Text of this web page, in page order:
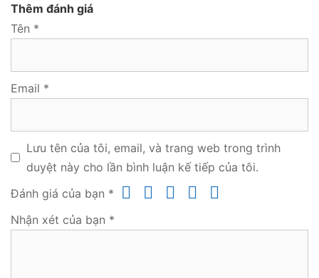
Thêm đánh giá
Tên *
Email *
Lưu tên của tôi, email, và trang web trong trình
duyệt này cho lần bình luận kế tiếp của tôi.
Đánh giá của bạn *
Nhận xét của bạn *